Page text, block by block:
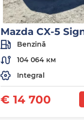
Mazda CX-5
Benzină
104 064 км
Integral
€ 14 700